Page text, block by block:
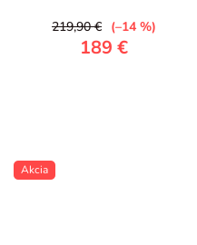
189 €
219,90 € (–14 %)
Akcia